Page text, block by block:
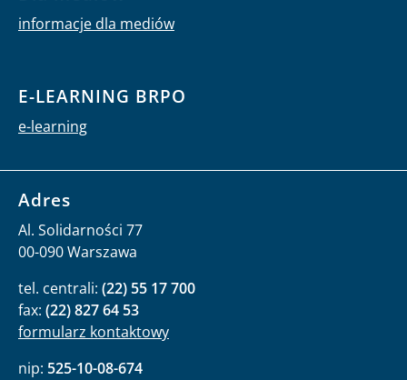
informacje dla mediów
E-LEARNING BRPO
e-learning
Adres
Al. Solidarności 77
00-090 Warszawa
tel. centrali: (22) 55 17 700
fax: (22) 827 64 53
formularz kontaktowy
nip: 525-10-08-674